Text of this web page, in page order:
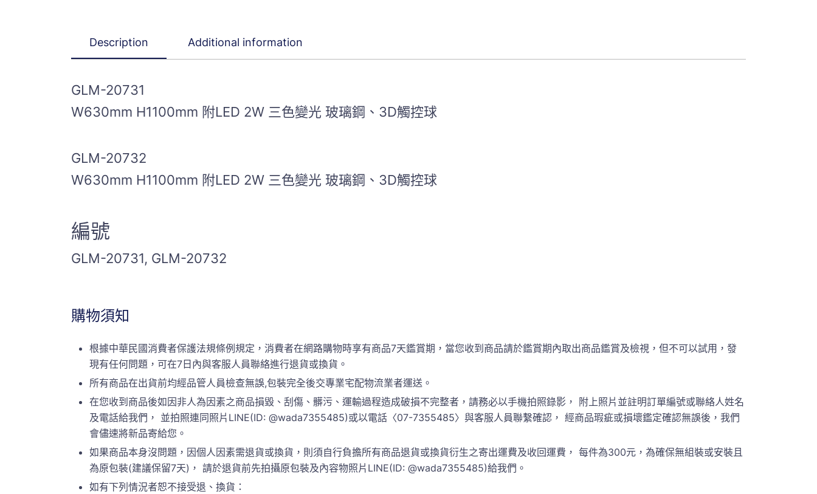
Description Additional information
GLM-20731
W630mm H1100mm 附LED 2W 三色變光 玻璃鋼、3D觸控球
GLM-20732
W630mm H1100mm 附LED 2W 三色變光 玻璃鋼、3D觸控球
編號
GLM-20731, GLM-20732
購物須知
根據中華民國消費者保護法規條例規定，消費者在網路購物時享有商品7天鑑賞期，當您收到商品請於鑑賞期內取出商品鑑賞及檢視，但不可以試用，發
現有任何問題，可在7日內與客服人員聯絡進行退貨或換貨。
所有商品在出貨前均經品管人員檢查無誤,包裝完全後交專業宅配物流業者運送。
在您收到商品後如因非人為因素之商品損毀、刮傷、髒污、運輸過程造成破損不完整者，請務必以手機拍照錄影， 附上照片並註明訂單編號或聯絡人姓名
及電話給我們， 並拍照連同照片LINE(ID: @wada7355485)或以電話〈07-7355485〉與客服人員聯繫確認， 經商品瑕疵或損壞鑑定確認無誤後，我們
會儘速將新品寄給您。
如果商品本身沒問題，因個人因素需退貨或換貨，則須自行負擔所有商品退貨或換貨衍生之寄出運費及收回運費， 每件為300元，為確保無組裝或安裝且
為原包裝(建議保留7天)， 請於退貨前先拍攝原包裝及內容物照片LINE(ID: @wada7355485)給我們。
如有下列情況者恕不接受退、換貨：